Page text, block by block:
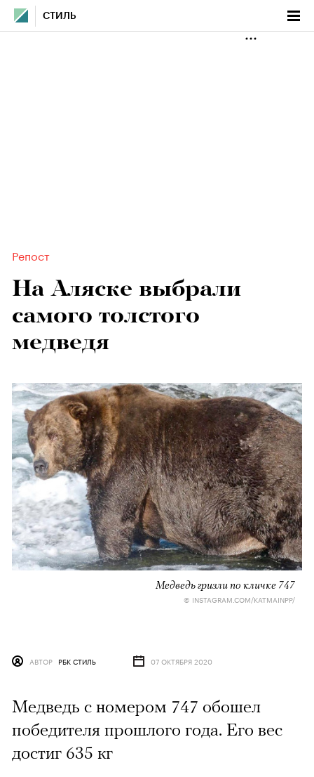
СТИЛЬ
Репост
На Аляске выбрали
самого толстого
медведя
Медведь гризли по кличке 747
© INSTAGRAM.COM/KATMAINPP/
АВТОР РБК СТИЛЬ 07 ОКТЯБРЯ 2020
Медведь с номером 747 обошел
победителя прошлого года. Его вес
достиг 635 кг